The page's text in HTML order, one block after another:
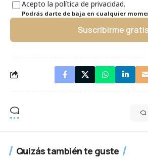
Acepto la política de privacidad.
Podrás darte de baja en cualquier
Suscribirme gratis
Quizás también te guste